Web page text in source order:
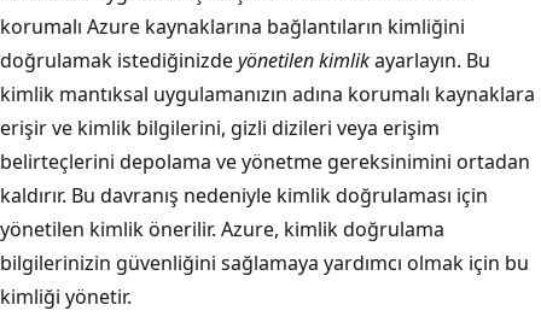
korumalı Azure kaynaklarına bağlantıların kimliğini
doğrulamak istediğinizdeyönetilen kimlikayarlayın. Bu
kimlik mantıksal uygulamanızın adına korumalı kaynaklara
erişir ve kimlik bilgilerini, gizli dizileri veya erişim
belirteçlerini depolama ve yönetme gereksinimini ortadan
kaldırır. Bu davranış nedeniyle kimlik doğrulaması için
yönetilen kimlik önerilir. Azure, kimlik doğrulama
bilgilerinizin güvenliğini sağlamaya yardımcı olmak için bu
kimliği yönetir.